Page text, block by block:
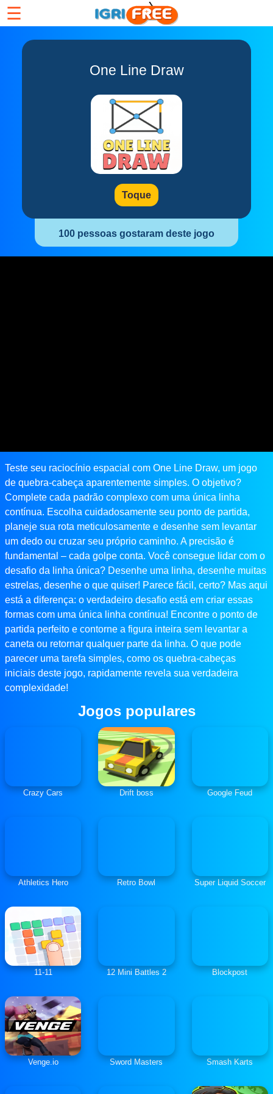
☰
One Line Draw
Toque
100 pessoas gostaram deste jogo
Teste seu raciocínio espacial com One Line Draw, um jogo
de quebra-cabeça aparentemente simples. O objetivo?
Complete cada padrão complexo com uma única linha
contínua. Escolha cuidadosamente seu ponto de partida,
planeje sua rota meticulosamente e desenhe sem levantar
um dedo ou cruzar seu próprio caminho. A precisão é
fundamental – cada golpe conta. Você consegue lidar com o
desafio da linha única? Desenhe uma linha, desenhe muitas
estrelas, desenhe o que quiser! Parece fácil, certo? Mas aqui
está a diferença: o verdadeiro desafio está em criar essas
formas com uma única linha contínua! Encontre o ponto de
partida perfeito e contorne a figura inteira sem levantar a
caneta ou retornar qualquer parte da linha. O que pode
parecer uma tarefa simples, como os quebra-cabeças
iniciais deste jogo, rapidamente revela sua verdadeira
complexidade!
Jogos populares
Crazy Cars Drift boss Google Feud
Athletics Hero Retro Bowl Super Liquid Soccer
11-11 12 Mini Battles 2 Blockpost
Venge.io Sword Masters Smash Karts